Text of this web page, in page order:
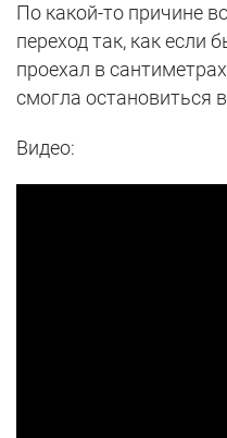
По какой-то причине
переход так, как если
проехал в
смогла остановиться
Видео: